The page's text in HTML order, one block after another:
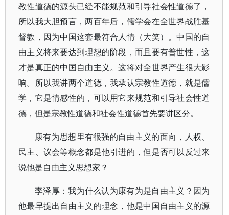
教性道德的源头已经不能规范和引导社会性道德了，
所以我大胆预言，两百年后，儒学会在全世界战胜基
督教，因为中国这套最符合人情（大笑）。中国的自
由主义将来要达到理想的阶段，而且要有普世性，这
才是真正的中国自由主义。这将对全世界产生很大影
响。所以我讲两个道德，我承认宗教性道德，就是儒
学，它是情感性的，可以用它来规范和引导社会性道
德，但是宗教性道德和社会性道德首先要讲区分。
康有为思想里有很强的自由主义的面向，人权、
民主、议会等概念都是他引进的，但是否可以反过来
说他是自由主义思想家？
李泽厚：我为什么认为康有为是自由主义？因为
他最早提出自由主义的理念，他是中国自由主义的源